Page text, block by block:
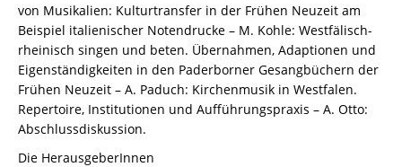
von Musikalien: Kulturtransfer in der Frühen Neuzeit am
Beispiel italienischer Notendrucke – M. Kohle: Westfälisch-
rheinisch singen und beten. Übernahmen, Adaptionen und
Eigenständigkeiten in den Paderborner Gesangbüchern der
Frühen Neuzeit – A. Paduch: Kirchenmusik in Westfalen.
Repertoire, Institutionen und Aufführungspraxis – A. Otto:
Abschlussdiskussion.
Die HerausgeberInnen